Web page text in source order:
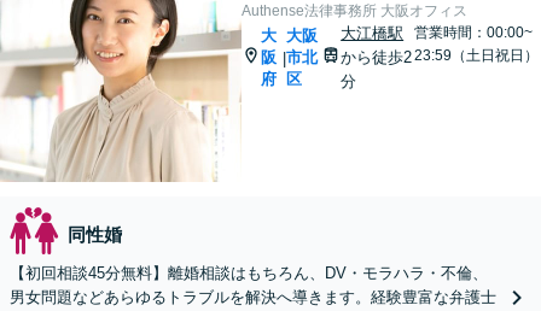
Authense法律事務所 大阪オフィス
大
阪
府
|
大阪
市北
区
大江橋駅
から徒歩2
分
営業時間：00:00~
23:59（土日祝日）
同性婚
【初回相談45分無料】離婚相談はもちろん、DV・モラハラ・不倫、
男女問題などあらゆるトラブルを解決へ導きます。経験豊富な弁護士